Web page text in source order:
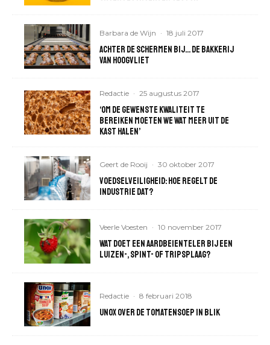
Barbara de Wijn · 18 juli 2017
Achter de schermen bij… de bakkerij
van Hoogvliet
Redactie · 25 augustus 2017
‘Om de gewenste kwaliteit te
bereiken moeten we wat meer uit de
kast halen’
Geert de Rooij · 30 oktober 2017
Voedselveiligheid: hoe regelt de
industrie dat?
Veerle Voesten · 10 november 2017
Wat doet een aardbeienteler bij een
luizen-, spint- of tripsplaag?
Redactie · 8 februari 2018
Unox over de tomatensoep in blik